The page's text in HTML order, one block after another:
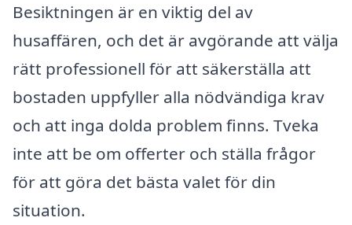
Besiktningen är en viktig del av
husaffären, och det är avgörande att välja
rätt professionell för att säkerställa att
bostaden uppfyller alla nödvändiga krav
och att inga dolda problem finns. Tveka
inte att be om offerter och ställa frågor
för att göra det bästa valet för din
situation.